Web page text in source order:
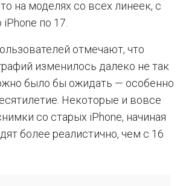
на моделях со всех линеек, с
по 17.
отмечают, что
изменилось далеко не так
было бы ожидать — особенно
Некоторые и вовсе
со старых iPhone, начиная
более реалистично, чем с 16